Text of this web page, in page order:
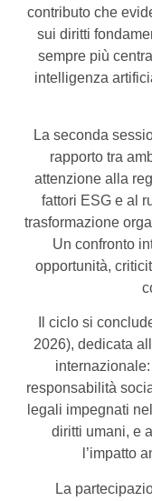
contributo che
sui diritti
sempre più
intelligenza
La seconda
rapporto tra
attenzione alla
fattori ESG e al
trasformazione
Un confronto
opportunità,
Il ciclo si
2026), dedicata
responsabilità
legali impegnati
diritti umani, e
l’impatto
La